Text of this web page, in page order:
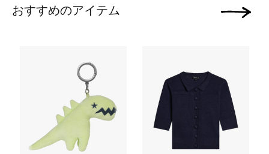
おすすめのアイテム 次の画像